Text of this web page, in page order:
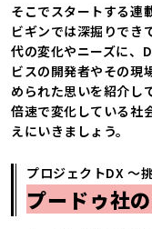
そこでスタートする連
ビギンでは深掘りでき
代の変化やニーズに、
ビスの開発者やその現
められた思いを紹介し
倍速で変化している社
えにいきましょう。
プロジェクトDX 〜
プードゥ社